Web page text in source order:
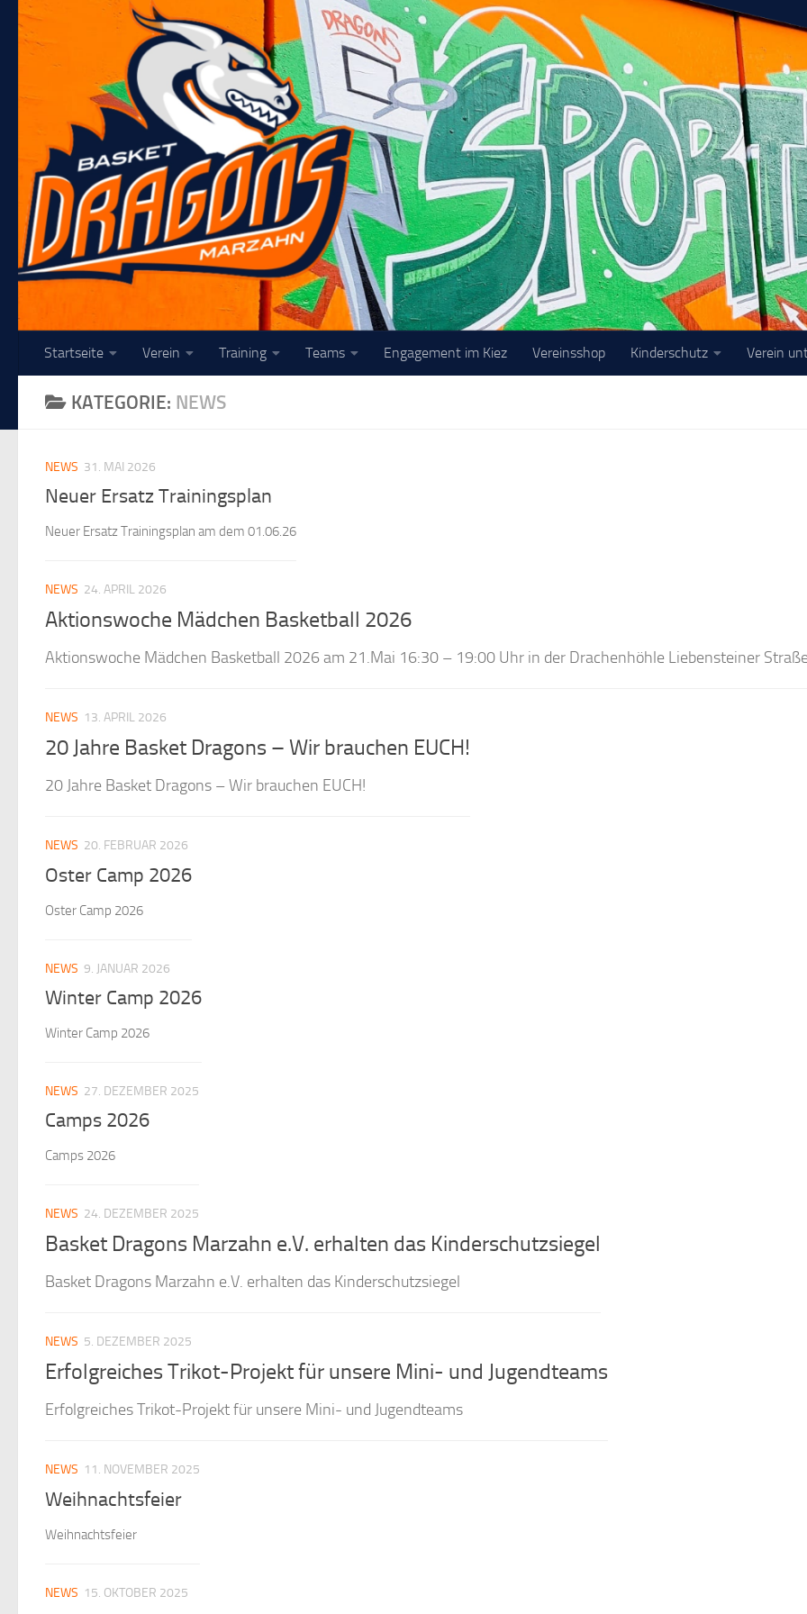
Unter dem Inhalt
Startseite Verein Training Teams Engagement im Kiez Vereinsshop Kinderschutz Verein
KATEGORIE: NEWS
NEWS 31. MAI 2026
Neuer Ersatz Trainingsplan
Neuer Ersatz Trainingsplan am dem 01.06.26
NEWS 24. APRIL 2026
Aktionswoche Mädchen Basketball 2026
Aktionswoche Mädchen Basketball 2026 am 21.Mai 16:30 – 19:00 Uhr in der Drachenhöhle Liebensteiner
NEWS 13. APRIL 2026
20 Jahre Basket Dragons – Wir brauchen EUCH!
20 Jahre Basket Dragons – Wir brauchen EUCH!
NEWS 20. FEBRUAR 2026
Oster Camp 2026
Oster Camp 2026
NEWS 9. JANUAR 2026
Winter Camp 2026
Winter Camp 2026
NEWS 27. DEZEMBER 2025
Camps 2026
Camps 2026
NEWS 24. DEZEMBER 2025
Basket Dragons Marzahn e.V. erhalten das Kinderschutzsiegel
Basket Dragons Marzahn e.V. erhalten das Kinderschutzsiegel
NEWS 5. DEZEMBER 2025
Erfolgreiches Trikot-Projekt für unsere Mini- und Jugendteams
Erfolgreiches Trikot-Projekt für unsere Mini- und Jugendteams
NEWS 11. NOVEMBER 2025
Weihnachtsfeier
Weihnachtsfeier
NEWS 15. OKTOBER 2025